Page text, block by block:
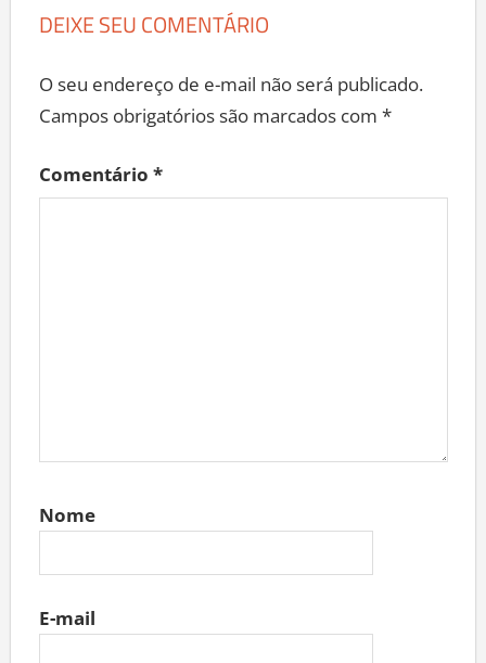
DEIXE SEU COMENTÁRIO
O seu endereço de e-mail não será publicado.
Campos obrigatórios são marcados com *
Comentário *
Nome
E-mail